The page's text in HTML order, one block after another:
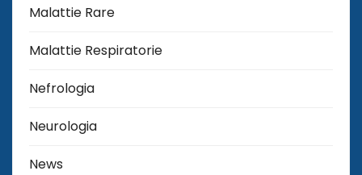
Malattie Rare
Malattie Respiratorie
Nefrologia
Neurologia
News